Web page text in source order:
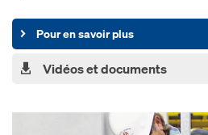
Pour en savoir plus
Vidéos et documents